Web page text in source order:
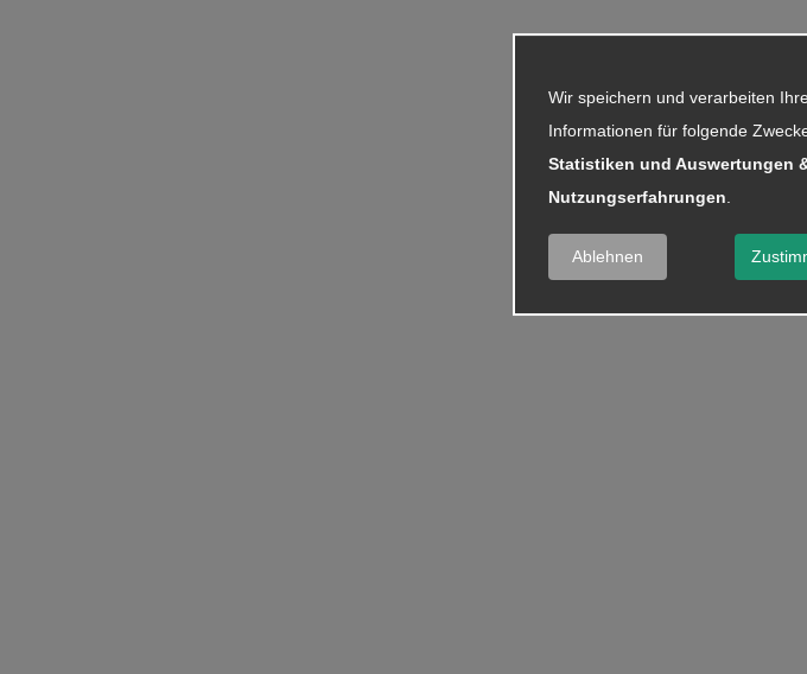
Wir speichern und verarbeiten
Informationen für folgende
Statistiken und Auswertungen
Nutzungserfahrungen
Ablehnen